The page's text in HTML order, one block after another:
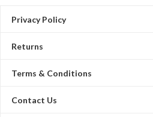
Privacy Policy
Returns
Terms & Conditions
Contact Us